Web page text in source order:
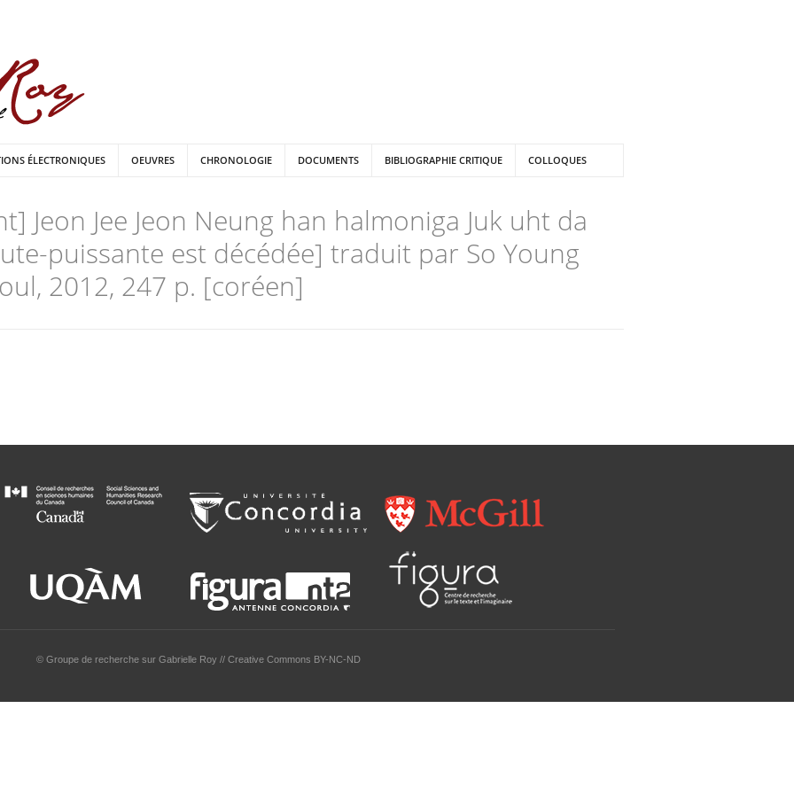
ÉLECTRONIQUES OEUVRES CHRONOLOGIE DOCUMENTS BIBLIOGRAPHIE CRITIQUE COLLOQUES
Jeon Jee Jeon Neung han halmoniga Juk uht da
puissante est décédée] traduit par So Young
2012, 247 p. [coréen]
© Groupe de recherche sur Gabrielle Roy // Creative Commons BY-NC-ND